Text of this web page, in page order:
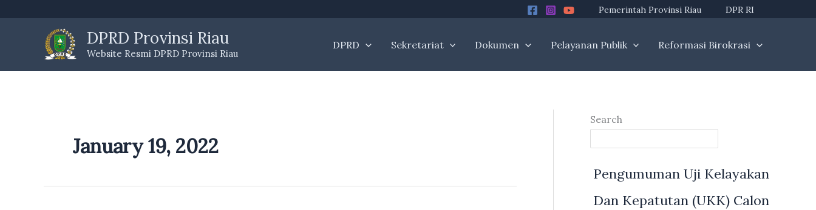
Pemerintah Provinsi Riau DPR RI
DPRD Provinsi Riau
Website Resmi DPRD Provinsi Riau
DPRD Sekretariat Dokumen Pelayanan Publik Reformasi Birokrasi
January 19, 2022
Search
Pengumuman Uji Kelayakan
Dan Kepatutan (UKK) Calon